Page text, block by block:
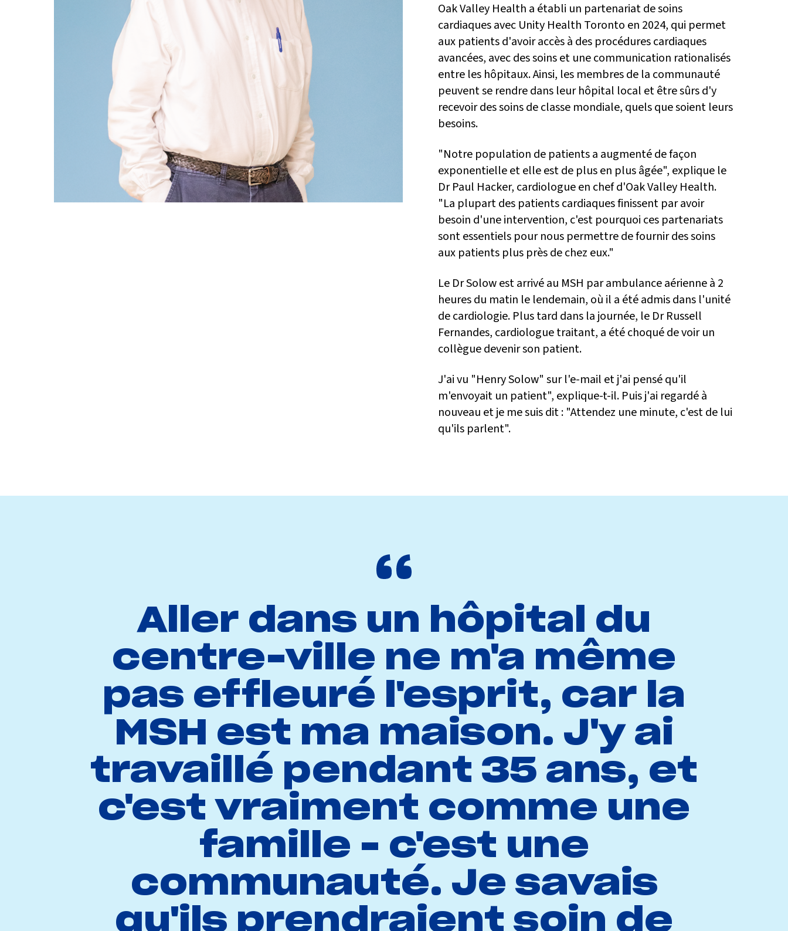
Oak Valley Health a établi un partenariat de soins
cardiaques avec Unity Health Toronto en 2024, qui permet
aux patients d'avoir accès à des procédures cardiaques
avancées, avec des soins et une communication rationalisés
entre les hôpitaux. Ainsi, les membres de la communauté
peuvent se rendre dans leur hôpital local et être sûrs d'y
recevoir des soins de classe mondiale, quels que soient leurs
besoins.
"Notre population de patients a augmenté de façon
exponentielle et elle est de plus en plus âgée", explique le
Dr Paul Hacker, cardiologue en chef d'Oak Valley Health.
"La plupart des patients cardiaques finissent par avoir
besoin d'une intervention, c'est pourquoi ces partenariats
sont essentiels pour nous permettre de fournir des soins
aux patients plus près de chez eux."
Le Dr Solow est arrivé au MSH par ambulance aérienne à 2
heures du matin le lendemain, où il a été admis dans l'unité
de cardiologie. Plus tard dans la journée, le Dr Russell
Fernandes, cardiologue traitant, a été choqué de voir un
collègue devenir son patient.
J'ai vu "Henry Solow" sur l'e-mail et j'ai pensé qu'il
m'envoyait un patient", explique-t-il. Puis j'ai regardé à
nouveau et je me suis dit : "Attendez une minute, c'est de lui
qu'ils parlent".
Aller dans un hôpital du
centre-ville ne m'a même
pas effleuré l'esprit, car la
MSH est ma maison. J'y ai
travaillé pendant 35 ans, et
c'est vraiment comme une
famille - c'est une
communauté. Je savais
qu'ils prendraient soin de